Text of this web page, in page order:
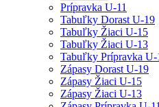
Prípravka U-11
Tabuľky Dorast U-19
Tabuľky Žiaci U-15
Tabuľky Žiaci U-13
Tabuľky Prípravka U-
Zápasy Dorast U-19
Zápasy Žiaci U-15
Zápasy Žiaci U-13